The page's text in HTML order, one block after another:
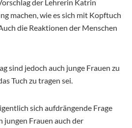
der Lehrerin Katrin
machen, wie es sich mit Kopftuch
die Reaktionen der Menschen
sind jedoch auch junge Frauen zu
Tuch zu tragen sei.
sich aufdrängende Frage
jungen Frauen auch der